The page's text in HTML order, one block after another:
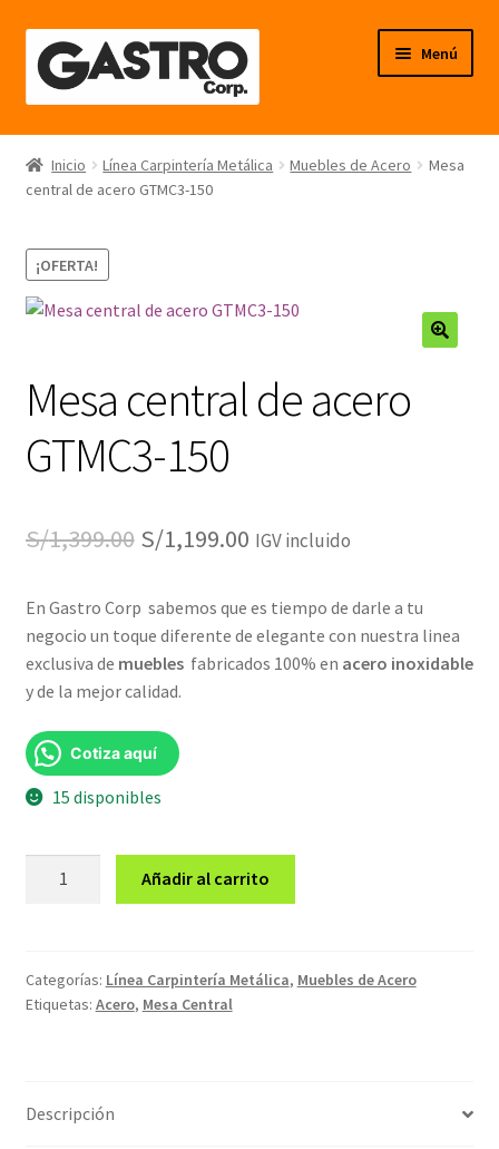
al
contenido
Menú
Línea Frío
Línea Calor
Línea Neutro
Línea Balanzas
Inicio Línea Carpintería Metálica Muebles de Acero
Mesa
central de acero GTMC3-150
¡OFERTA!
Mesa central de acero
GTMC3-150
S/1,399.00 El
original
era:
S/1,399.00.
S/1,199.00El
actual
es:
IGV incluido
En Gastro Corp sabemos que es tiempo de darle a tu
negocio un toque diferente de elegante con nuestra linea
exclusiva de mueblesfabricados 100% en acero inoxidable
y de la mejor calidad.
Cotiza aquí
15 disponibles
GTMC3-
150
Añadir al carrito
Categorías: Línea Carpintería Metálica, Muebles de Acero
Etiquetas: Acero, Mesa Central
Descripción